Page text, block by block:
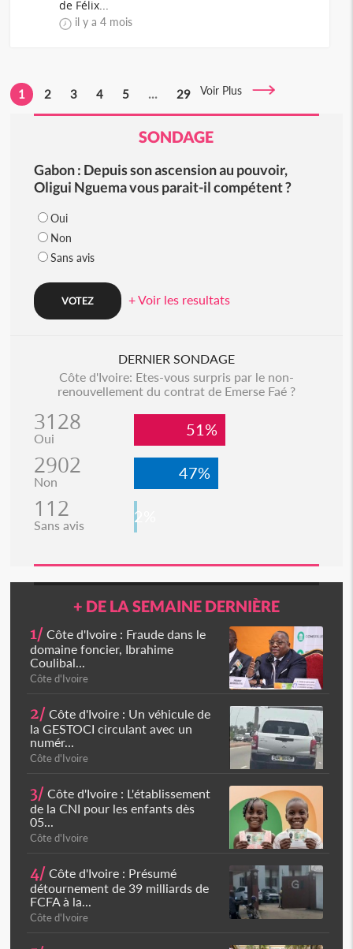
de Félix...
il y a 4 mois
1 2 3 4 5 ... 29 Voir Plus
SONDAGE
Gabon : Depuis son ascension au pouvoir,
Oligui Nguema vous parait-il compétent ?
Oui
Non
Sans avis
+ Voir les resultats
DERNIER SONDAGE
Côte d'Ivoire: Etes-vous surpris par le non-
renouvellement du contrat de Emerse Faé ?
3128
Oui 51%
2902
Non 47%
112
Sans avis 2%
+ DE LA SEMAINE DERNIÈRE
1/ Côte d'Ivoire : Fraude dans le
domaine foncier, Ibrahime
Coulibal...
Côte d'Ivoire
2/ Côte d'Ivoire : Un véhicule de
la GESTOCI circulant avec un
numér...
Côte d'Ivoire
3/ Côte d'Ivoire : L'établissement
de la CNI pour les enfants dès
05...
Côte d'Ivoire
4/ Côte d'Ivoire : Présumé
détournement de 39 milliards de
FCFA à la...
Côte d'Ivoire